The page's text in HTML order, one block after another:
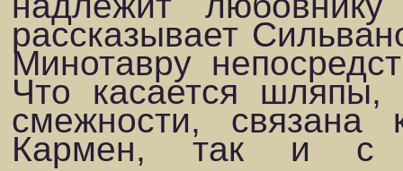
рассказывает
Минотавру
Что касается шляпы,
смежности, связана
Кармен, так и с